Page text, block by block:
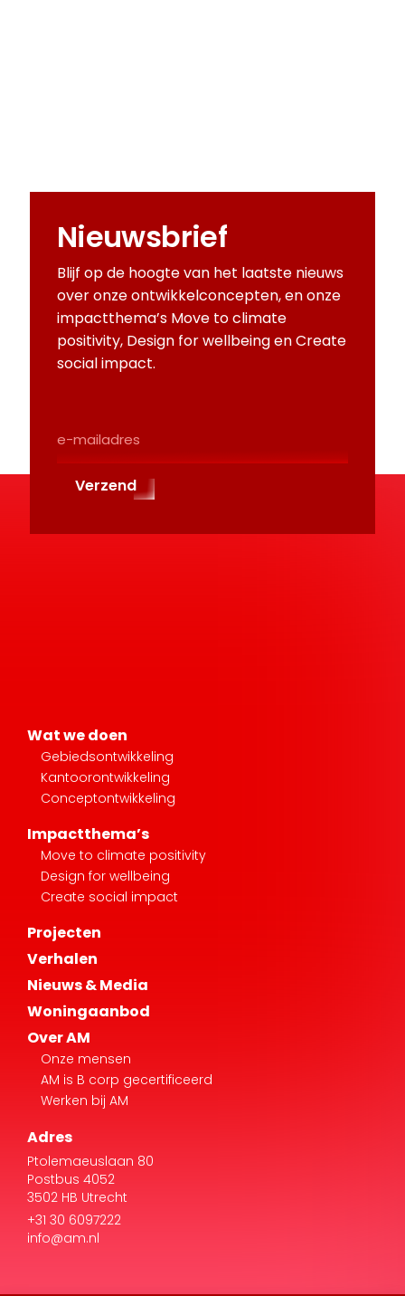
Nieuwsbrief
Blijf op de hoogte van het laatste nieuws
over onze ontwikkelconcepten, en onze
impactthema’s Move to climate
positivity, Design for wellbeing en Create
social impact.
Mailadres
Verzend
Conceptontwikkeling
Impactthema’s
Move to climate positivity
Create social impact
Projecten
Verhalen
Nieuws & Media
Woningaanbod
Over AM
Onze mensen
AM is B corp gecertificeerd
Werken bij AM
Adres
Ptolemaeuslaan 80
3502 HB Utrecht
+31 30 6097222
info@am.nl